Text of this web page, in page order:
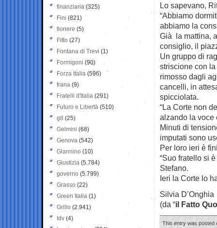
Lo sapevano,
“Abbiamo
abbiamo la
Già la mattina,
consiglio, il
Un gruppo di
striscione con la
rimosso dagli
cancelli, in
spicciolata.
“La Corte non
alzando la voce
Minuti di
imputati sono
Per loro ieri è
“Suo fratello si
Stefano.
Ieri la Corte lo
Silvia D’Onghia
(da “il Fatto
This entry was posted
finanziaria (325)
Fini (821)
fioriere (5)
Fitto (27)
Fontana di Trevi (1)
Formigoni (90)
Forza Italia (596)
frana (9)
Fratelli d'Italia (291)
Futuro e Libertà (510)
g8 (25)
Gelmini (68)
Genova (542)
Giannino (10)
Giustizia (5.784)
governo (5.799)
Grasso (22)
Green Italia (1)
Grillo (2.941)
Idv (4)